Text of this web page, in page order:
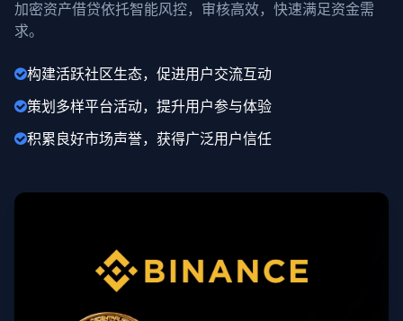
加密资产借贷依托智能风控，审核高效，快速满足资金需
求。
构建活跃社区生态，促进用户交流互动
策划多样平台活动，提升用户参与体验
积累良好市场声誉，获得广泛用户信任